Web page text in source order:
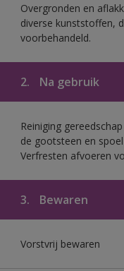
Overgronden en
diverse kunststoffen,
voorbehandeld.
2. Na gebruik
Reiniging
de gootsteen en
Verfresten afvoeren
3. Bewaren
Vorstvrij bewaren